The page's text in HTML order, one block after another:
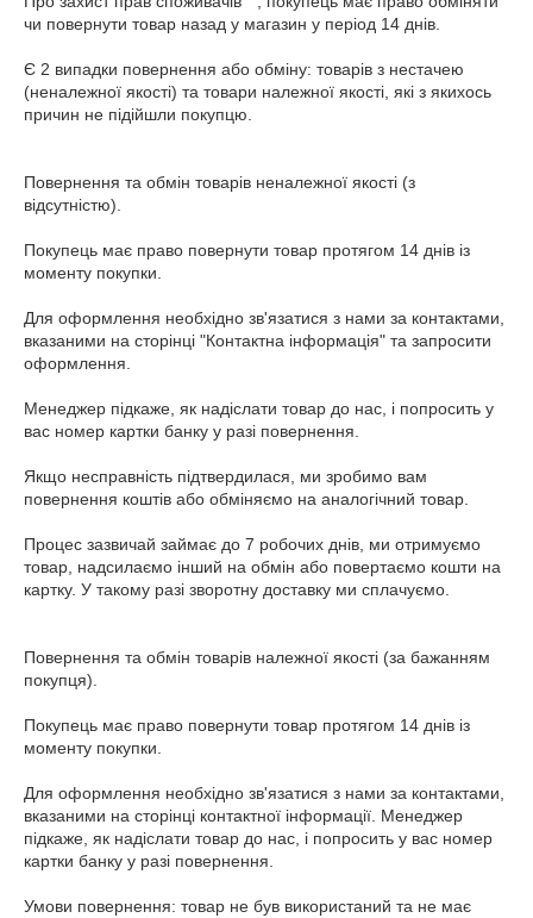
чи повернути товар назад у магазин у період 14 днів.
Є 2 випадки повернення або обміну: товарів з нестачею
(неналежної якості) та товари належної якості, які з якихось
причин не підійшли покупцю.
Повернення та обмін товарів неналежної якості (з
відсутністю).
Покупець має право повернути товар протягом 14 днів із
моменту покупки.
Для оформлення необхідно зв'язатися з нами за контактами,
вказаними на сторінці "Контактна інформація" та запросити
оформлення.
Менеджер підкаже, як надіслати товар до нас, і попросить у
вас номер картки банку у разі повернення.
Якщо несправність підтвердилася, ми зробимо вам
повернення коштів або обміняємо на аналогічний товар.
Процес зазвичай займає до 7 робочих днів, ми отримуємо
товар, надсилаємо інший на обмін або повертаємо кошти на
картку. У такому разі зворотну доставку ми сплачуємо.
Повернення та обмін товарів належної якості (за бажанням
покупця).
Покупець має право повернути товар протягом 14 днів із
моменту покупки.
Для оформлення необхідно зв'язатися з нами за контактами,
вказаними на сторінці контактної інформації. Менеджер
підкаже, як надіслати товар до нас, і попросить у вас номер
картки банку у разі повернення.
Умови повернення: товар не був використаний та не має